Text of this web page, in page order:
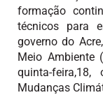
formação
técnicos para
governo do
Meio Ambiente
quinta-
Mudanças